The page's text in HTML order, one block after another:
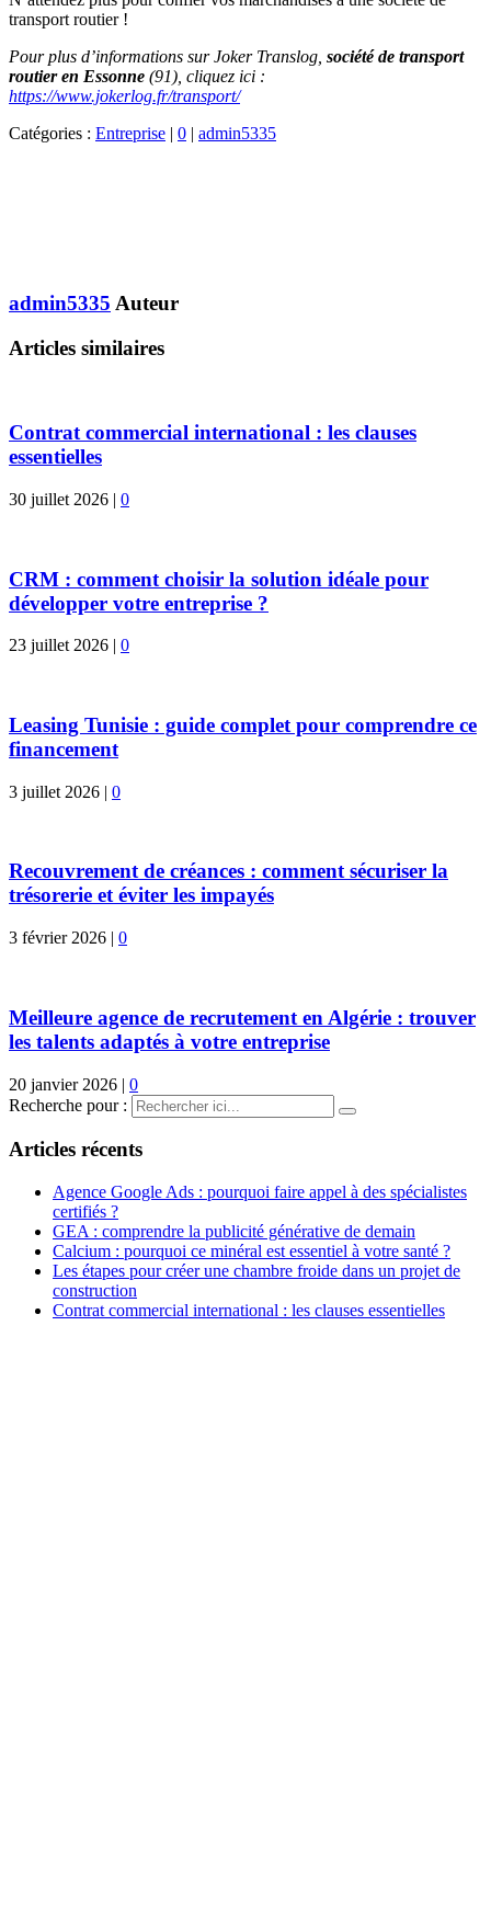
transport routier !
Pour plus d’informations sur Joker Translog, société de transport
routier en Essonne (91), cliquez ici :
https://www.jokerlog.fr/transport/
Catégories : Entreprise | 0 | admin5335
admin5335 Auteur
Articles similaires
Contrat commercial international : les clauses
essentielles
30 juillet 2026 | 0
CRM : comment choisir la solution idéale pour
développer votre entreprise ?
23 juillet 2026 | 0
Leasing Tunisie : guide complet pour comprendre ce
financement
3 juillet 2026 | 0
Recouvrement de créances : comment sécuriser la
trésorerie et éviter les impayés
3 février 2026 | 0
Meilleure agence de recrutement en Algérie : trouver
les talents adaptés à votre entreprise
20 janvier 2026 | 0
Recherche pour :
Articles récents
Agence Google Ads : pourquoi faire appel à des spécialistes
certifiés ?
GEA : comprendre la publicité générative de demain
Calcium : pourquoi ce minéral est essentiel à votre santé ?
Les étapes pour créer une chambre froide dans un projet de
construction
Contrat commercial international : les clauses essentielles